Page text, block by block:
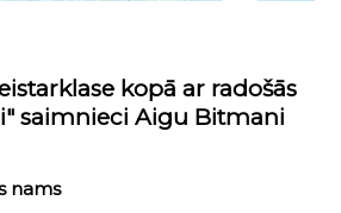
kopā ar radošās
saimnieci Aigu Bitmani
nams